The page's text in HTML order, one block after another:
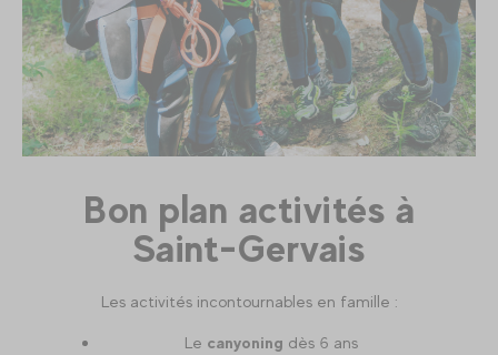
Bon plan activités à
Saint-Gervais
Les activités incontournables en famille :
Le canyoning dès 6 ans